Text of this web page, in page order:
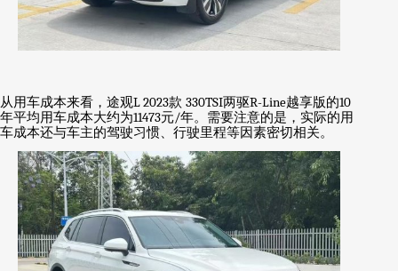
从用车成本来看，途观L 2023款 330TSI两驱R-Line越享版的10
年平均用车成本大约为11473元/年。需要注意的是，实际的用
车成本还与车主的驾驶习惯、行驶里程等因素密切相关。